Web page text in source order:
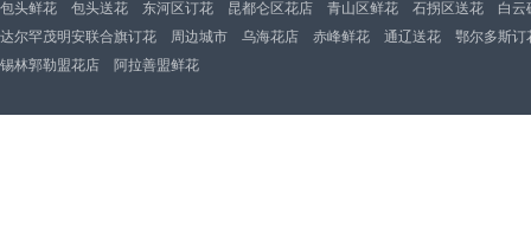
包头鲜花 包头送花 东河区订花 昆都仑区花店 青山区鲜花 石拐区送花
白云
达尔罕茂明安联合旗订花
周边城市 乌海花店 赤峰鲜花 通辽送花
鄂尔多斯订
锡林郭勒盟花店
阿拉善盟鲜花